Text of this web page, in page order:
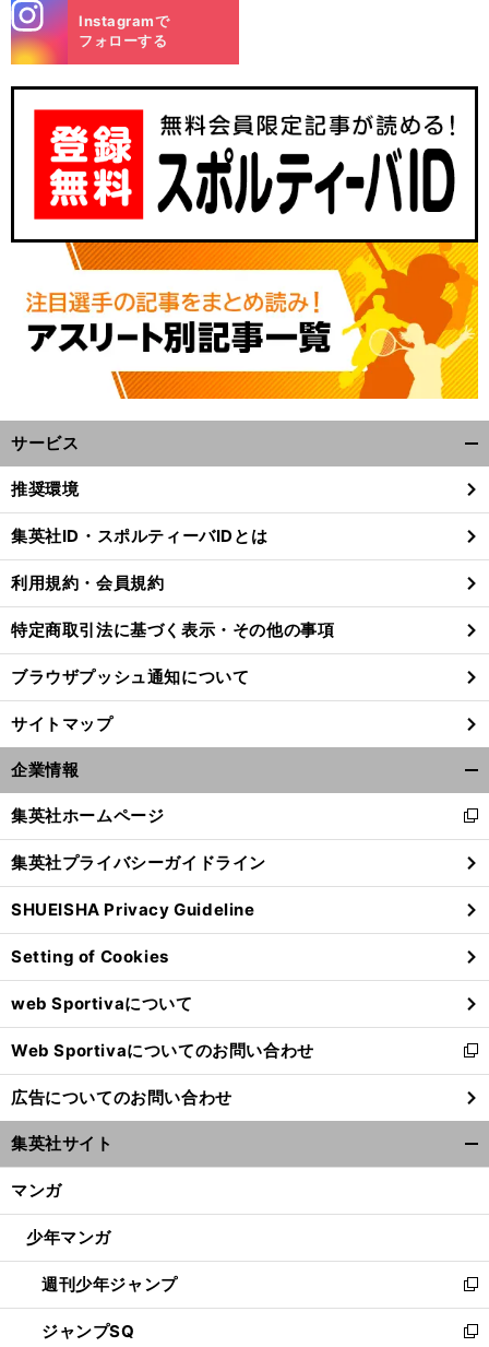
m
Instagramで
フォローする
サービス
閉
る
推奨環境
集英社ID・スポルティーバIDとは
利用規約・会員規約
特定商取引法に基づく表示・その他の事項
ブラウザプッシュ通知について
サイトマップ
企業情報
閉
る
集英社ホームページ
新
し
い
ウ
ィ
ン
ド
ウ
で
開
く
集英社プライバシーガイドライン
SHUEISHA Privacy Guideline
Setting of Cookies
web Sportivaについて
Web Sportivaについてのお問い合わせ
新
し
い
ウ
ィ
ン
ウ
開
く
広告についてのお問い合わせ
集英社サイト
マンガ
少年マンガ
週刊少年ジャンプ
新
し
い
ジャンプSQ
新